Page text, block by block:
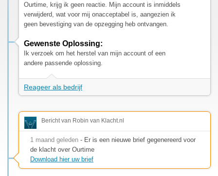
Ourtime, krijg ik geen reactie. Mijn account is inmiddels
verwijderd, wat voor mij onacceptabel is, aangezien ik
geen bevestiging van de opzegging heb ontvangen.
Gewenste Oplossing:
Ik verzoek om het herstel van mijn account of een
andere passende oplossing.
Reageer als bedrijf
Bericht van Robin van Klacht.nl
1 maand geleden - Er is een nieuwe brief gegenereerd voor
de klacht over Ourtime
Download hier uw brief